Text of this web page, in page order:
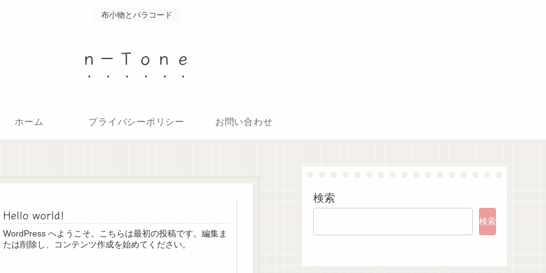
布小物とパラコード
ｎ－Ｔｏｎｅ
ホーム プライバシーポリシー お問い合わせ
Hello world!
WordPress へようこそ。こちらは最初の投稿です。編集ま
たは削除し、コンテンツ作成を始めてください。
検索
検索